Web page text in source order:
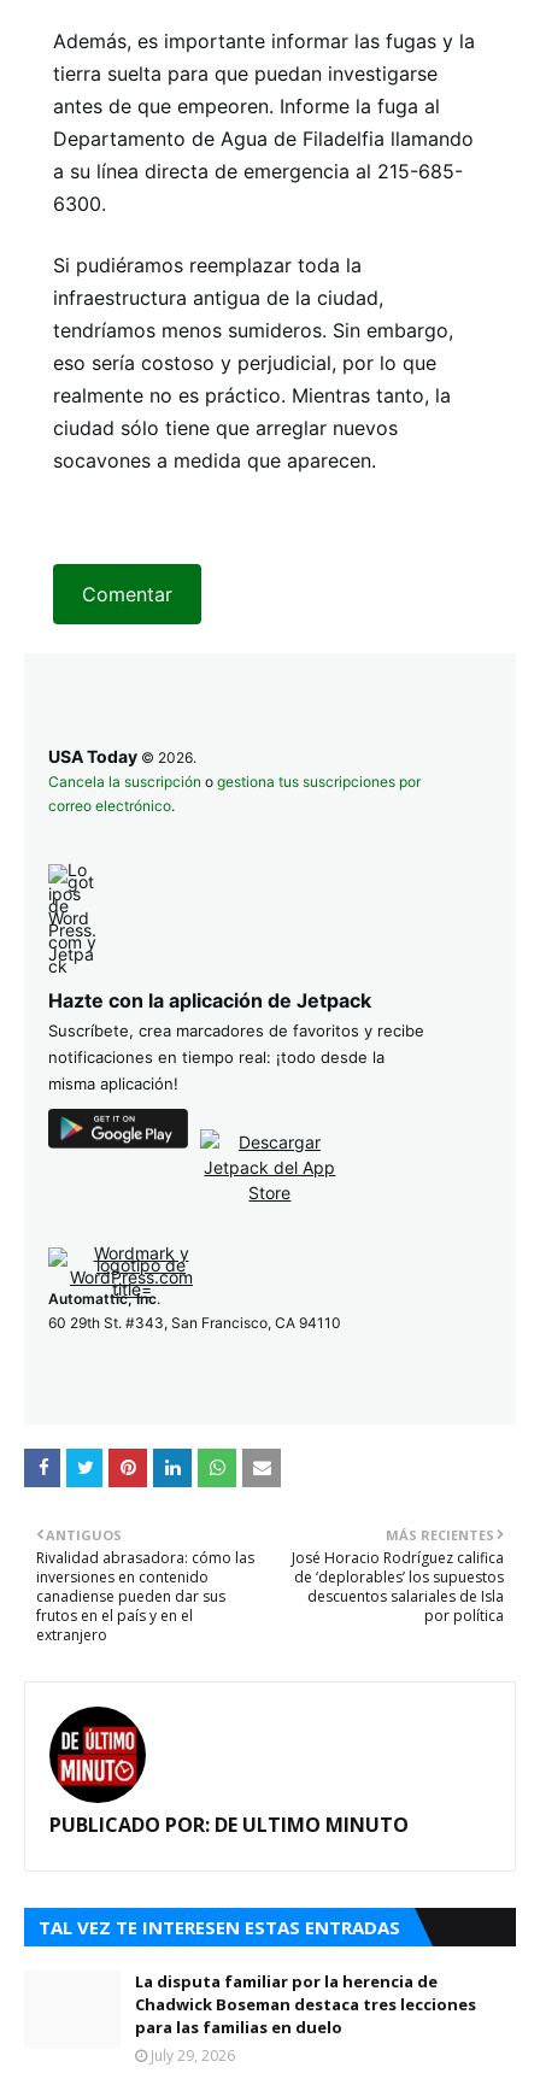
Además, es importante informar las fugas y la
tierra suelta para que puedan investigarse
antes de que empeoren. Informe la fuga al
Departamento de Agua de Filadelfia llamando
a su línea directa de emergencia al 215-685-
6300.
Si pudiéramos reemplazar toda la
infraestructura antigua de la ciudad,
tendríamos menos sumideros. Sin embargo,
eso sería costoso y perjudicial, por lo que
realmente no es práctico. Mientras tanto, la
ciudad sólo tiene que arreglar nuevos
socavones a medida que aparecen.
Comentar
USA Today © 2026.
Cancela la suscripción o gestiona tus suscripciones por
correo electrónico.
Hazte con la aplicación de Jetpack
Suscríbete, crea marcadores de favoritos y recibe
notificaciones en tiempo real: ¡todo desde la
misma aplicación!
Automattic, Inc.
60 29th St. #343, San Francisco, CA 94110
MÁS RECIENTES
José Horacio Rodríguez califica
de ‘deplorables’ los supuestos
descuentos salariales de Isla
por política
ANTIGUOS
Rivalidad abrasadora: cómo las
inversiones en contenido
canadiense pueden dar sus
frutos en el país y en el
extranjero
PUBLICADO POR: DE ULTIMO MINUTO
TAL VEZ TE INTERESEN ESTAS ENTRADAS
La disputa familiar por la herencia de
Chadwick Boseman destaca tres lecciones
para las familias en duelo
July 29, 2026